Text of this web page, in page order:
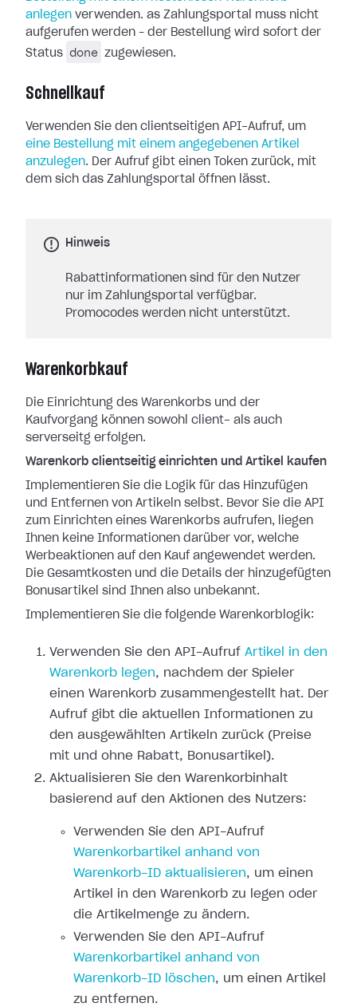
anlegen verwenden. as Zahlungsportal muss nicht
aufgerufen werden – der Bestellung wird sofort der
Status
done zugewiesen.
Schnellkauf
Verwenden Sie den clientseitigen API-Aufruf, um
eine Bestellung mit einem angegebenen Artikel
anzulegen. Der Aufruf gibt einen Token zurück, mit
dem sich das Zahlungsportal öffnen lässt.
Hinweis
Rabattinformationen sind für den Nutzer
nur im Zahlungsportal verfügbar.
Promocodes werden nicht unterstützt.
Warenkorbkauf
Die Einrichtung des Warenkorbs und der
Kaufvorgang können sowohl client- als auch
serverseitg erfolgen.
Warenkorb clientseitig einrichten und Artikel kaufen
Implementieren Sie die Logik für das Hinzufügen
und Entfernen von Artikeln selbst. Bevor Sie die API
zum Einrichten eines Warenkorbs aufrufen, liegen
Ihnen keine Informationen darüber vor, welche
Werbeaktionen auf den Kauf angewendet werden.
Die Gesamtkosten und die Details der hinzugefügten
Bonusartikel sind Ihnen also unbekannt.
Implementieren Sie die folgende Warenkorblogik:
Verwenden Sie den API-Aufruf Artikel in den
Warenkorb legen, nachdem der Spieler
einen Warenkorb zusammengestellt hat. Der
Aufruf gibt die aktuellen Informationen zu
den ausgewählten Artikeln zurück (Preise
mit und ohne Rabatt, Bonusartikel).
Aktualisieren Sie den Warenkorbinhalt
basierend auf den Aktionen des Nutzers:
Verwenden Sie den API-Aufruf
Warenkorbartikel anhand von
Warenkorb-ID aktualisieren, um einen
Artikel in den Warenkorb zu legen oder
die Artikelmenge zu ändern.
Verwenden Sie den API-Aufruf
Warenkorbartikel anhand von
Warenkorb-ID löschen, um einen Artikel
zu entfernen.